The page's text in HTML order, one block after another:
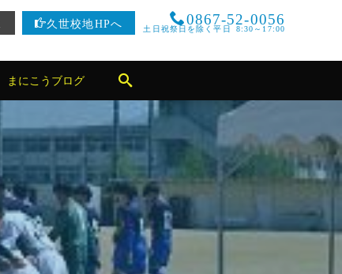
久世校地HPへ 0867-52-0056
土日祝祭日を除く平日 8:30～17:00
まにこうブログ